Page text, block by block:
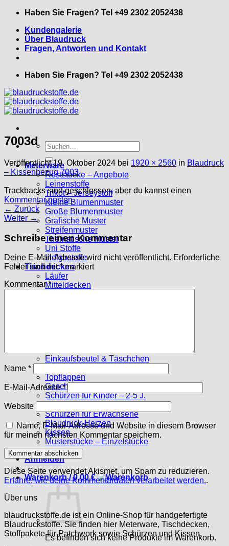
Zum
springen
Haben Sie Fragen? Tel +49 2302 2052438
Kundengalerie
Über Blaudruck
Fragen, Antworten und Kontakt
Haben Sie Fragen? Tel +49 2302 2052438
Suche
nach:
Meterware
Reststücke – Angebote
Leinenstoffe
Trikot – Jerseystoff
Kleine Blumenmuster
Große Blumenmuster
Grafische Muster
Streifenmuster
Thematische Muster
Uni Stoffe
Indigostoffe
Tischdecken
Läufer
Mitteldecken
Einkaufsbeutel & Täschchen
Topflappen
Geschirrtücher
Schürzen für Kinder – 2-5 J.
Schürzen f. Kinder – ab 6 J.
Schürzen für Erwachsene
Blaudruck-Herzen
Kissen
Musterstücke – Einzelstücke
Anmelden
Warenkorb /0,00€
Es befinden sich keine Produkte im Warenkorb.
7003d
Veröffentlicht19. Oktober 2024 bei 1920 × 2560 in Blaudruck
– Kissenbezug 7003
Trackbacks sind geschlossen, aber du kannst einen
Kommentar posten.
← Zurück
Weiter →
Schreibe einen Kommentar
Deine E-Mail-Adresse wird nicht veröffentlicht. Erforderliche
Felder sind mit*markiert
Kommentar*
Name *
E-Mail-Adresse*
Website
Name, E-Mail-Adresse und Website in diesem Browser
für meinen nächsten Kommentar speichern.
Diese Seite verwendet Akismet, um Spam zu reduzieren.
Erfahre, wie deine Kommentardaten verarbeitet werden..
Über uns
blaudruckstoffe.de ist ein Online-Shop für handgefertigte
Blaudruckstoffe. Sie finden hier Meterware, Tischdecken,
Stoffpakete für Patchwork sowie Schürzen und Kissen.